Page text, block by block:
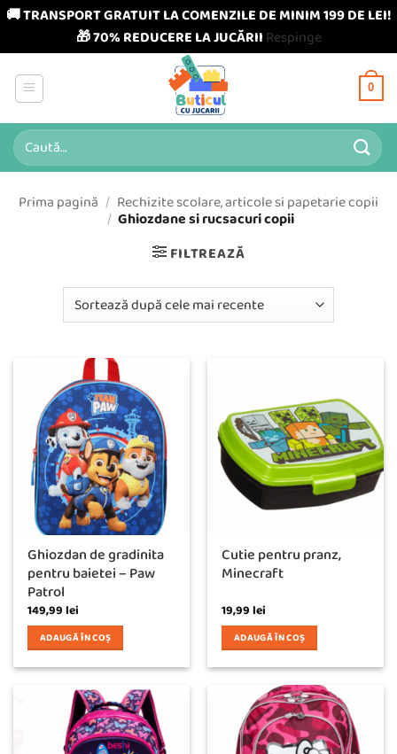
🚚 TRANSPORT GRATUIT LA COMENZILE DE MINIM 199 DE LEI!
🎁 70% REDUCERE LA JUCĂRII Respinge
content
0
Caută
după:
Prima pagină / Rechizite scolare, articole si papetarie copii
/ Ghiozdane si rucsacuri copii
FILTREAZĂ
Ghiozdan de gradinita
pentru baietei – Paw
Patrol
149,99lei
ADAUGĂ ÎN COȘ
Cutie pentru pranz,
Minecraft
19,99lei
ADAUGĂ ÎN COȘ